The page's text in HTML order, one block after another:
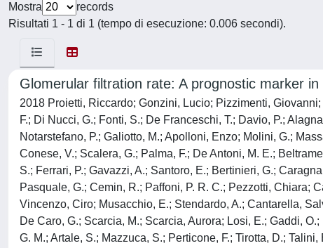
Mostra
records
Risultati 1 - 1 di 1 (tempo di esecuzione: 0.006 secondi).
Glomerular filtration rate: A prognostic marker
2018 Proietti, Riccardo; Gonzini, Lucio; Pizzimenti,
F.; Di Nucci, G.; Fonti, S.; De Franceschi, T.; Davio, P.;
Notarstefano, P.; Galiotto, M.; Apolloni, Enzo; Molini, G.;
Conese, V.; Scalera, G.; Palma, F.; De Antoni, M. E.;
S.; Ferrari, P.; Gavazzi, A.; Santoro, E.; Bertinieri, G.;
Pasquale, G.; Cemin, R.; Paffoni, P. R. C.; Pezzotti, Chiara;
Vincenzo, Ciro; Musacchio, E.; Stendardo, A.; Cantarella,
De Caro, G.; Scarcia, M.; Scarcia, Aurora; Losi, E.; Gaddi,
G. M.; Artale, S.; Mazzuca, S.; Perticone, F.; Tirotta, D.;